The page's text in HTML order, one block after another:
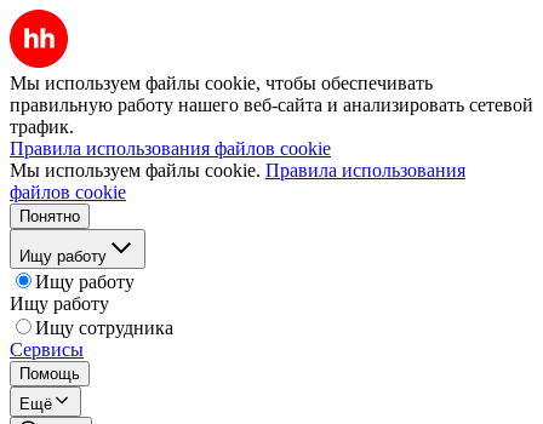
Мы используем файлы cookie, чтобы обеспечивать
правильную работу нашего веб-сайта и анализировать сетевой
трафик.
Правила использования файлов cookie
Мы используем файлы cookie. Правила использования
файлов cookie
Понятно
Ищу работу
Ищу работу
Ищу работу
Ищу сотрудника
Сервисы
Помощь
Ещё